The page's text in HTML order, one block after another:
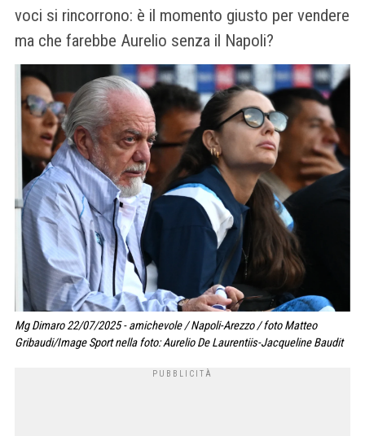
voci si rincorrono: è il momento giusto per vendere
ma che farebbe Aurelio senza il Napoli?
Mg Dimaro 22/07/2025 - amichevole / Napoli-Arezzo / foto Matteo
Gribaudi/Image Sport nella foto: Aurelio De Laurentiis-Jacqueline Baudit